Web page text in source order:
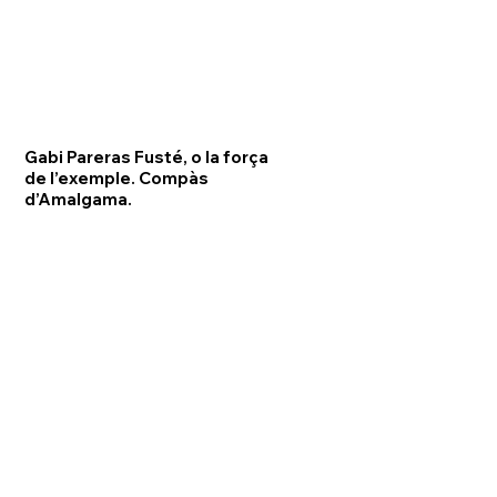
Gabi Pareras Fusté, o la força
de l’exemple. Compàs
d’Amalgama.